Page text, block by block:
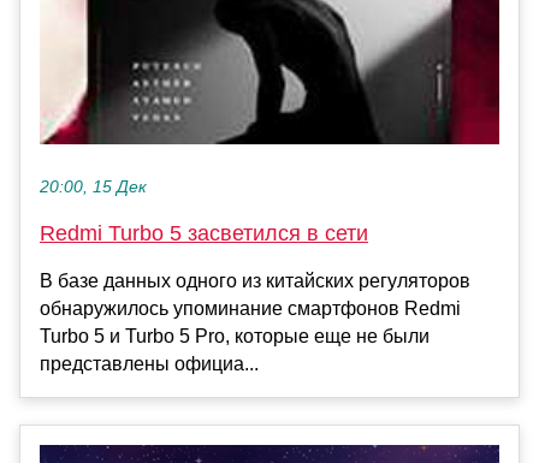
20:00, 15 Дек
Redmi Turbo 5 засветился в сети
В базе данных одного из китайских регуляторов
обнаружилось упоминание смартфонов Redmi
Turbo 5 и Turbo 5 Pro, которые еще не были
представлены официа...